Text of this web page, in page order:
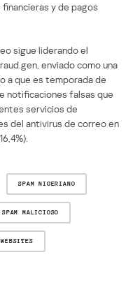
y de pagos
sigue liderando el
enviado como una
a que es temporada de
notificaciones falsas que
servicios de
del antivirus de correo en
SPAM NIGERIANO
SPAM MALICIOSO